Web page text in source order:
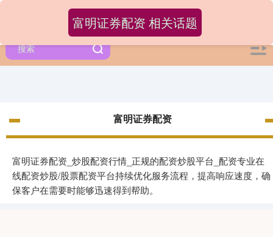
富明证券配资
富明证券配资_炒股配资行情_正规的配资炒股平台_配资专业在
线配资炒股/股票配资平台持续优化服务流程，提高响应速度，确
保客户在需要时能够迅速得到帮助。
富明证券配资 相关话题